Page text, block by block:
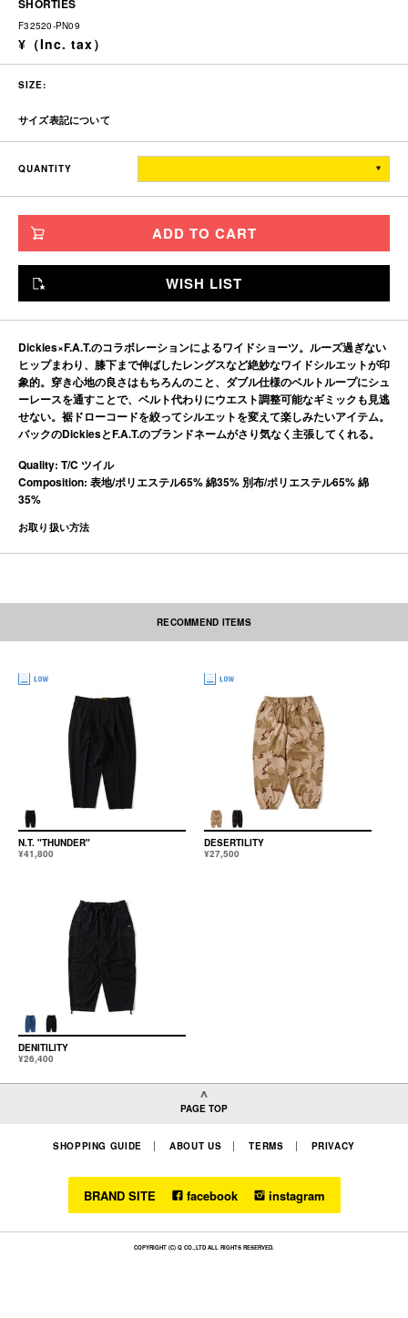
SHORTIES
F32520-PN09
SIZE:
サイズ表記について
ウエスト 渡り幅 股上 レングス
裾幅
86 40.9 32 26.5
35.5
SKINNY
90 41.9 33 27
36.5
FAT
96 43.6
JUMBO
104 45.7 35 29 40
QUANTITY
ADD TO CART
WISH LIST
Dickies×F.A.T.のコラボレーションによるワイドショーツ。ルーズ過ぎない
ヒップまわり、膝下まで伸ばしたレングスなど絶妙なワイドシルエットが印
象的。穿き心地の良さはもちろんのこと、ダブル仕様のベルトループにシュ
ーレースを通すことで、ベルト代わりにウエスト調整可能なギミックも見逃
せない。裾ドローコードを絞ってシルエットを変えて楽しみたいアイテム。
バックのDickiesとF.A.T.のブランドネームがさり気なく主張してくれる。
Quality: T/C ツイル
Composition: 表地/ポリエステル65% 綿35% 別布/ポリエステル65% 綿
35%
お取り扱い方法
素材の性質上、多少収縮する可能性があります。洗濯後、形を整えて干して
下さい。なお自動乾燥機(タンブラー)の御使用はおさけ下さい。アイロンを
かける際には必ず当て布をしてください。ネーム部分にはアイロンを当てな
いで下さい。
本製品は中国製です。
RECOMMEND ITEMS
N.T. "THUNDER"
¥41,800
DESERTILITY
¥27,500
DENITILITY
¥26,400
PAGE TOP
SHOPPING GUIDE ABOUT US TERMS PRIVACY
BRAND SITE facebook instagram
COPYRIGHT (C) Q CO.,LTD ALL RIGHTS RESERVED.